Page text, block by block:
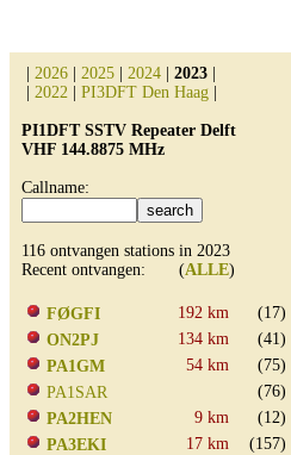
2026 2025 2024 2023
2022 PI3DFT Den Haag
PI1DFT SSTV Repeater Delft
VHF 144.8875 MHz
Callname:
116 ontvangen stations in 2023
Recent ontvangen: (ALLE)
FØGFI 192 km
(17)
ON2PJ
134 km
(41)
PA1GM
54 km
(75)
PA1SAR
(76)
PA2HEN
9 km
(12)
PA3EKI
17 km
(157)